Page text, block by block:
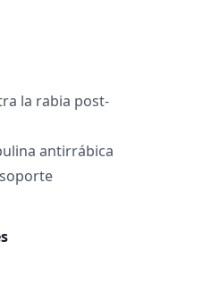
la rabia post-
antirrábica